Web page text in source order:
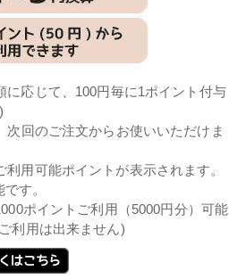
に応じて、100円毎に1ポイント付与
回のご注文からお使いいただけま
用可能ポイントが表示されます。
す。
ポイントご利用（5000円分）可能
利用は出来ません)